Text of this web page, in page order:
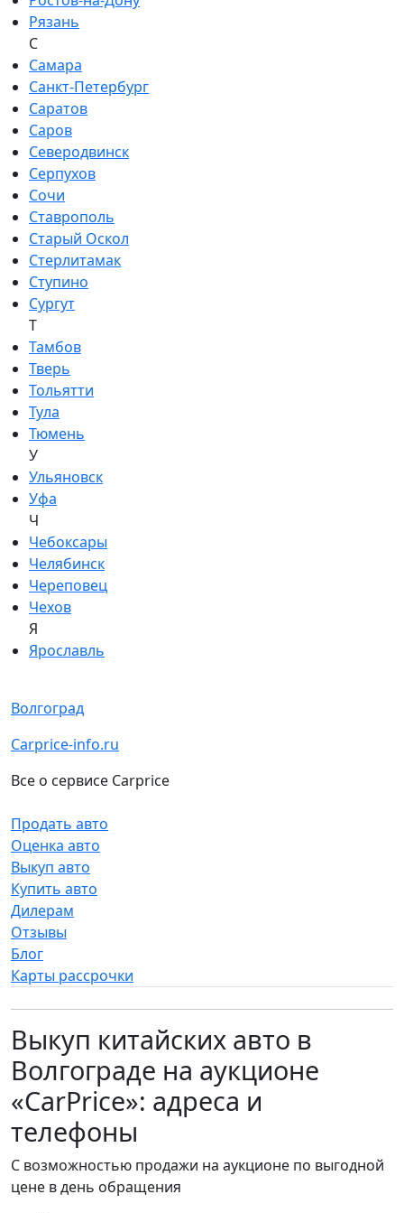
Рязань
С
Самара
Санкт-Петербург
Саратов
Саров
Северодвинск
Серпухов
Сочи
Ставрополь
Старый Оскол
Стерлитамак
Ступино
Сургут
Т
Тамбов
Тверь
Тольятти
Тула
Тюмень
У
Ульяновск
Уфа
Ч
Чебоксары
Челябинск
Череповец
Чехов
Я
Ярославль
Волгоград
Carprice-info.ru
Все о сервисе Carprice
Продать авто
Оценка авто
Выкуп авто
Купить авто
Дилерам
Отзывы
Блог
Карты рассрочки
Выкуп китайских авто в
Волгограде на аукционе
«CarPrice»: адреса и
телефоны
С возможностью продажи на аукционе по выгодной
цене в день обращения